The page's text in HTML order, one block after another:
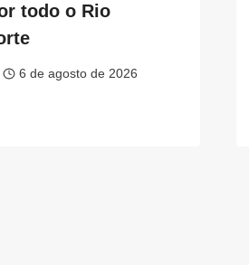
todo o Rio
6 de agosto de 2026